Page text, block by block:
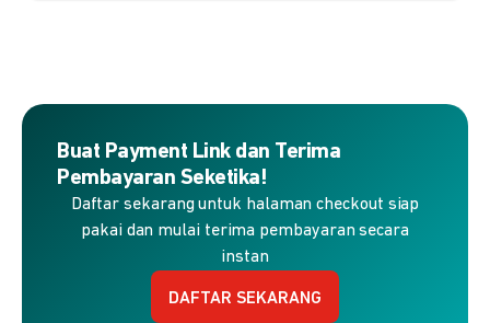
Buat Payment Link dan Terima
Pembayaran Seketika!
Daftar sekarang untuk halaman checkout siap
pakai dan mulai terima pembayaran secara
instan
DAFTAR SEKARANG